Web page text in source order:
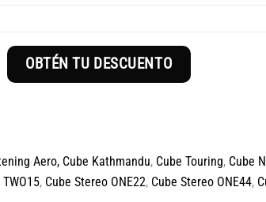
OBTÉN TU DESCUENTO
Aero, Cube Kathmandu, Cube Touring, Cube
, Cube Stereo ONE22, Cube Stereo ONE44,